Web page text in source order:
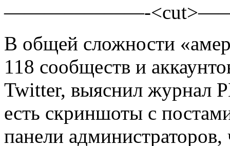
———————-
В общей сложности
118 сообществ и
Twitter, выяснил журнал
есть скриншоты с
панели